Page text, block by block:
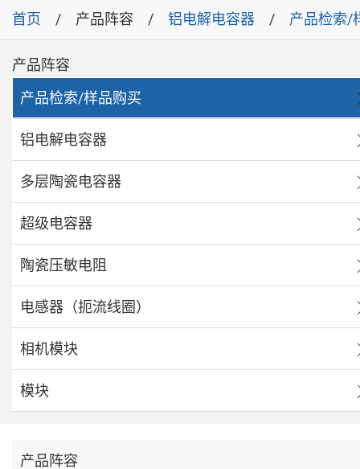
首页 产品阵容 铝电解电容器 产品检索/
产品阵容
产品检索/样品购买
铝电解电容器
多层陶瓷电容器
超级电容器
陶瓷压敏电阻
电感器（扼流线圈）
相机模块
模块
产品阵容